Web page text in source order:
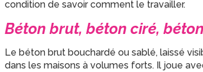
condition de savoir comment le travailler.
Béton brut, béton ciré,
Le béton brut bouchardé ou sablé, laissé
dans les maisons à volumes forts. Il joue